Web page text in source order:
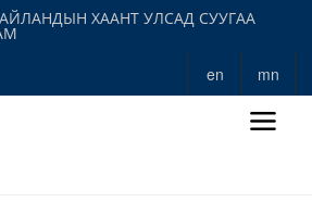
ХААНТ УЛСАД СУУГАА
en mn